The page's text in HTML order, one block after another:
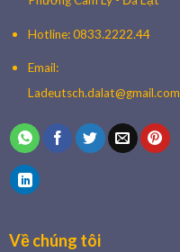
Hotline: 0833.2222.44
Email:
Ladeutsch.dalat@gmail.com
Về chúng tôi